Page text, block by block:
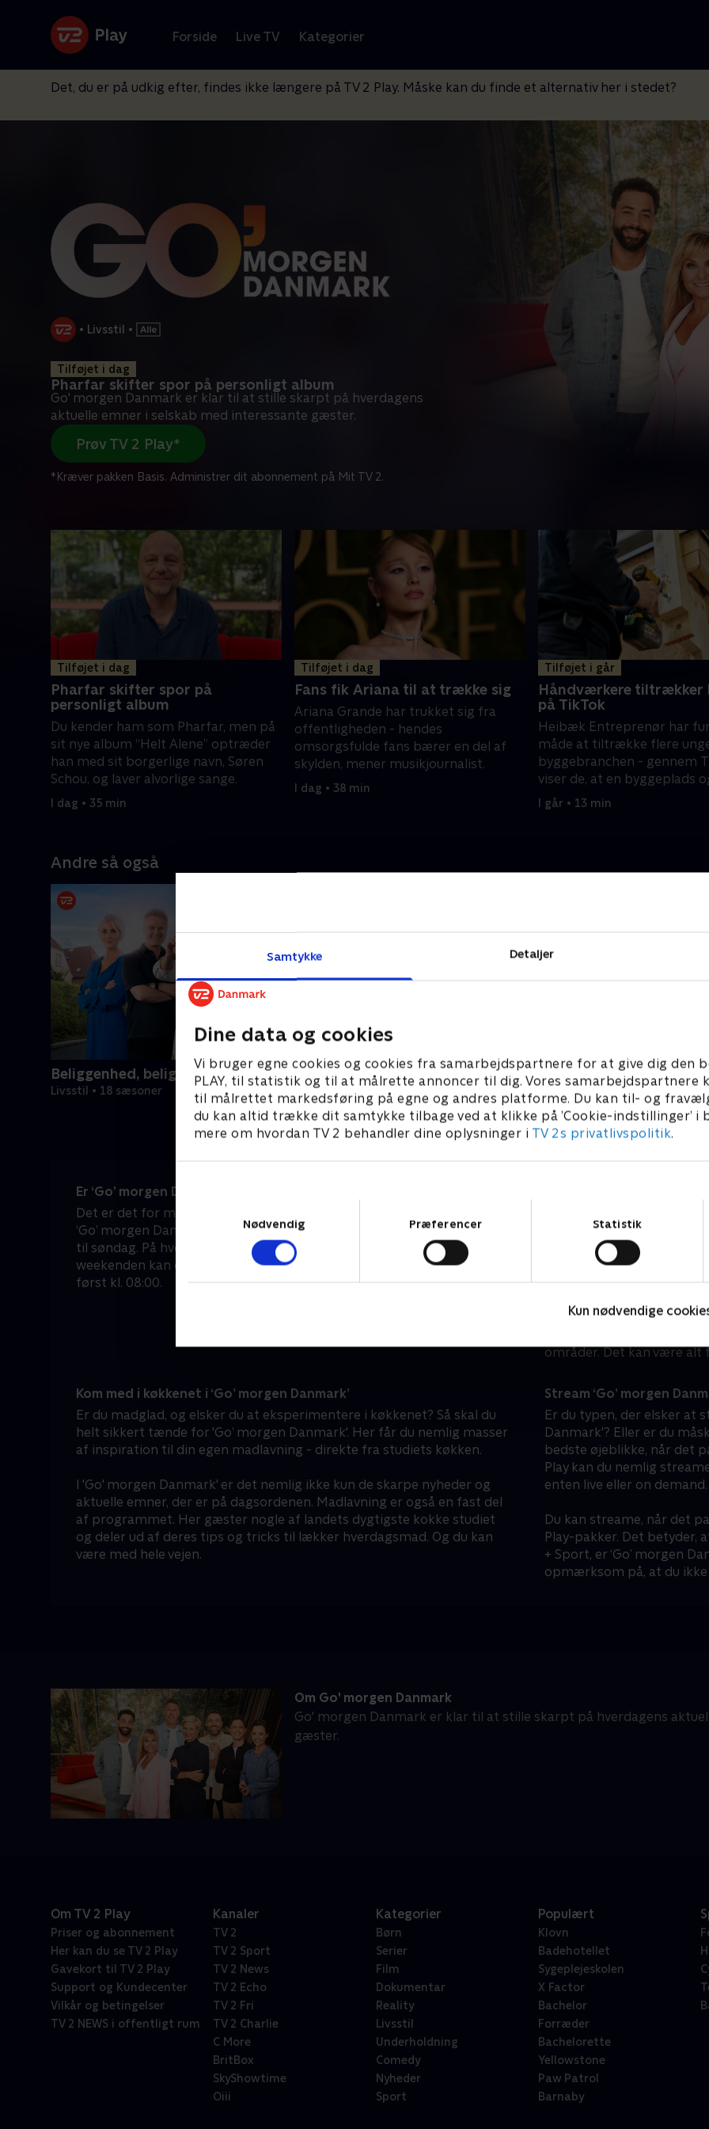
Samtykke Detaljer
Dine data og cookies
Vi bruger egne cookies og cookies fra samarbejdspartnere for at give dig den
PLAY, til statistik og til at målrette annoncer til dig. Vores samarbejdspartnere
til målrettet markedsføring på egne og andres platforme. Du kan til- og
du kan altid trække dit samtykke tilbage ved at klikke på ’Cookie-indstillinger’ i
mere om hvordan TV 2 behandler dine oplysninger i TV 2s privatlivspolitik.
Nødvendig
Præferencer Statistik
Kun nødvendige
Forside Live TV Kategorier
Det, du er på udkig efter, findes ikke længere på TV 2 Play. Måske kan du finde et alternativ her i stedet?
• Livsstil •
Tilføjet i dag
Pharfar skifter spor på personligt album
Go' morgen Danmark er klar til at stille skarpt på hverdagens
aktuelle emner i selskab med interessante gæster.
Prøv TV 2 Play*
*Kræver pakken Basis. Administrer dit abonnement på Mit TV 2.
Tilføjet i dag
Pharfar skifter spor på
personligt album
Du kender ham som Pharfar, men på
sit nye album “Helt Alene” optræder
han med sit borgerlige navn, Søren
Schou, og laver alvorlige sange.
I dag • 35 min
Tilføjet i dag
Fans fik Ariana til at trække sig
Ariana Grande har trukket sig fra
offentligheden - hendes
omsorgsfulde fans bærer en del af
skylden, mener musikjournalist.
I dag • 38 min
Tilføjet i går
Håndværkere tiltrækker
på TikTok
Heibæk Entreprenør har
måde at tiltrække flere
byggebranchen - gennem
viser de, at en byggeplads
indeholder fællesskab og
I går • 13 min
Andre så også
Beliggenhed, beliggenhed, beliggenhed
Livsstil • 18 sæsoner
Linde på Langeland
Livsstil • 5 sæsoner
Er ‘Go’ morgen Danmark’ en del af morgenen hjemme hos dig?
Det er det for mange danskere – både i hverdagene og i weekenden.
‘Go’ morgen Danmark’ sendes nemlig live direkte fra Tivoli fra mandag
til søndag. På hverdage kan du tænde for TV 2 allerede fra 06:30, og i
weekenden kan du sove lidt længere, for her begynder programmet
først kl. 08:00.
'Go’ morgen Danmark'
indblik i, hvad der rører
er ikke kun relevante
kulturelle begivenheder,
I 'Go’ morgen Danmark'
eksperter, som skal
områder. Det kan være alt
Kom med i køkkenet i ‘Go’ morgen Danmark’
Er du madglad, og elsker du at eksperimentere i køkkenet? Så skal du
helt sikkert tænde for 'Go’ morgen Danmark'. Her får du nemlig masser
af inspiration til din egen madlavning - direkte fra studiets køkken.
I 'Go' morgen Danmark' er det nemlig ikke kun de skarpe nyheder og
aktuelle emner, der er på dagsordenen. Madlavning er også en fast del
af programmet. Her gæster nogle af landets dygtigste kokke studiet
og deler ud af deres tips og tricks til lækker hverdagsmad. Og du kan
være med hele vejen.
Stream ‘Go’ morgen
Er du typen, der elsker at
Danmark'? Eller er du
bedste øjeblikke, når det
Play kan du nemlig
enten live eller on demand.
Du kan streame, når det
Play-pakker. Det betyder,
+ Sport, er ‘Go’ morgen
opmærksom på, at du ikke
Om Go' morgen Danmark
Go' morgen Danmark er klar til at stille skarpt på hverdagens
gæster.
Om TV 2 Play
Priser og abonnement
Her kan du se TV 2 Play
Gavekort til TV 2 Play
Support og Kundecenter
Vilkår og betingelser
TV 2 NEWS i offentligt rum
Kanaler
TV 2
TV 2 Sport
TV 2 News
TV 2 Echo
TV 2 Fri
TV 2 Charlie
C More
BritBox
SkyShowtime
Oiii
Kategorier
Børn
Serier
Film
Dokumentar
Reality
Livsstil
Underholdning
Comedy
Nyheder
Sport
Populært
Klovn
Badehotellet
Sygeplejeskolen
X Factor
Bachelor
Forræder
Bachelorette
Yellowstone
Paw Patrol
Barnaby